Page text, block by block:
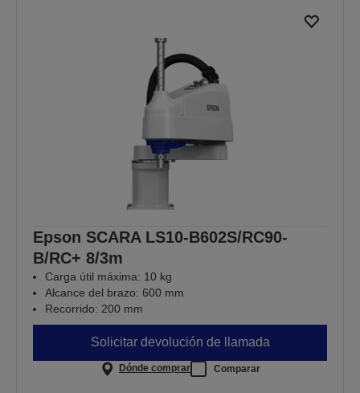
Epson SCARA LS10-B602S/RC90-
B/RC+ 8/3m
Carga útil máxima: 10 kg
Alcance del brazo: 600 mm
Recorrido: 200 mm
Solicitar devolución de llamada
Dónde comprar Comparar